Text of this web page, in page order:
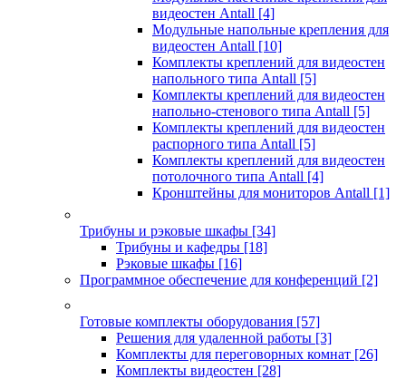
видеостен Antall [4]
Модульные напольные крепления для
видеостен Antall [10]
Комплекты креплений для видеостен
напольного типа Antall [5]
Комплекты креплений для видеостен
напольно-стенового типа Antall [5]
Комплекты креплений для видеостен
распорного типа Antall [5]
Комплекты креплений для видеостен
потолочного типа Antall [4]
Кронштейны для мониторов Antall [1]
Трибуны и рэковые шкафы [34]
Трибуны и кафедры [18]
Рэковые шкафы [16]
Программное обеспечение для конференций [2]
Готовые комплекты оборудования [57]
Решения для удаленной работы [3]
Комплекты для переговорных комнат [26]
Комплекты видеостен [28]